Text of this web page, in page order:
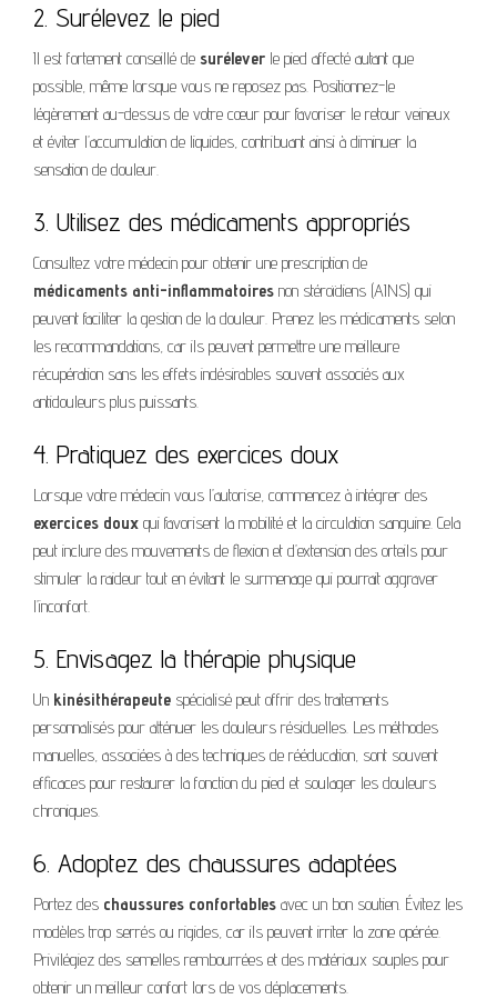
2. Surélevez le pied
Il est fortement conseillé de surélever le pied affecté autant que
possible, même lorsque vous ne reposez pas. Positionnez-le
légèrement au-dessus de votre cœur pour favoriser le retour veineux
et éviter l’accumulation de liquides, contribuant ainsi à diminuer la
sensation de douleur.
3. Utilisez des médicaments appropriés
Consultez votre médecin pour obtenir une prescription de
médicaments anti-inflammatoires non stéroïdiens (AINS) qui
peuvent faciliter la gestion de la douleur. Prenez les médicaments selon
les recommandations, car ils peuvent permettre une meilleure
récupération sans les effets indésirables souvent associés aux
antidouleurs plus puissants.
4. Pratiquez des exercices doux
Lorsque votre médecin vous l’autorise, commencez à intégrer des
exercices doux qui favorisent la mobilité et la circulation sanguine. Cela
peut inclure des mouvements de flexion et d’extension des orteils pour
stimuler la raideur tout en évitant le surmenage qui pourrait aggraver
l’inconfort.
5. Envisagez la thérapie physique
Un kinésithérapeute spécialisé peut offrir des traitements
personnalisés pour atténuer les douleurs résiduelles. Les méthodes
manuelles, associées à des techniques de rééducation, sont souvent
efficaces pour restaurer la fonction du pied et soulager les douleurs
chroniques.
6. Adoptez des chaussures adaptées
Portez des chaussures confortables avec un bon soutien. Évitez les
modèles trop serrés ou rigides, car ils peuvent irriter la zone opérée.
Privilégiez des semelles rembourrées et des matériaux souples pour
obtenir un meilleur confort lors de vos déplacements.